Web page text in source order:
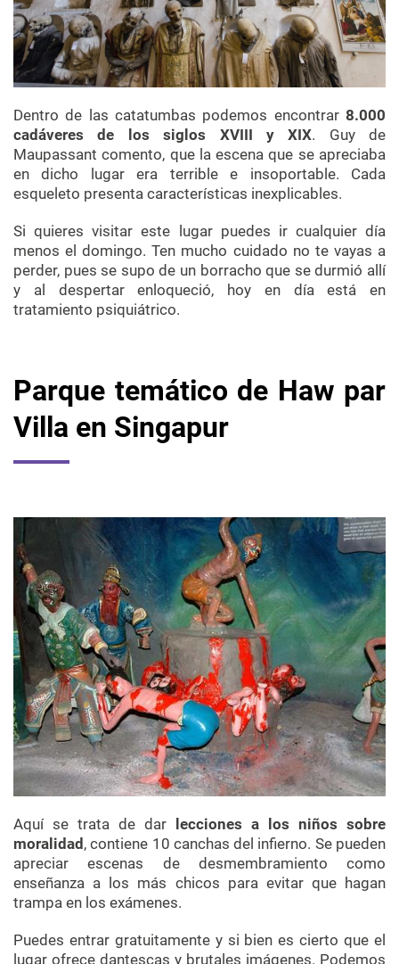
Dentro de las catatumbas podemos encontrar 8.000
cadáveres de los siglos XVIII y XIX. Guy de
Maupassant comento, que la escena que se apreciaba
en dicho lugar era terrible e insoportable. Cada
esqueleto presenta características inexplicables.
Si quieres visitar este lugar puedes ir cualquier día
menos el domingo. Ten mucho cuidado no te vayas a
perder, pues se supo de un borracho que se durmió allí
y al despertar enloqueció, hoy en día está en
tratamiento psiquiátrico.
Parque temático de Haw par
Villa en Singapur
Aquí se trata de dar
lecciones a los niños sobre
moralidad , contiene 10 canchas del infierno. Se pueden
apreciar escenas de desmembramiento como
enseñanza a los más chicos para evitar que hagan
trampa en los exámenes.
Puedes entrar gratuitamente y si bien es cierto que el
lugar ofrece dantescas y brutales imágenes. Podemos